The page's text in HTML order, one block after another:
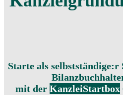
Starte als
mit der KanzleiStartbox